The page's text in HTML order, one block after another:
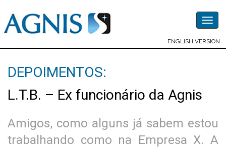
ENGLISH VERSION
DEPOIMENTOS:
L.T.B. – Ex funcionário da Agnis
Amigos, como alguns já sabem estou
trabalhando como na Empresa X. A